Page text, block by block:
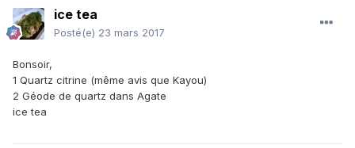
ice tea
Posté(e) 23 mars 2017
Bonsoir,
1 Quartz citrine (même avis que Kayou)
2 Géode de quartz dans Agate
ice tea